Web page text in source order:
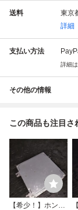
送料 東京
詳細
支払い方法
詳細
その他の情報
この商品も注目さ
【希少！】ホンダ